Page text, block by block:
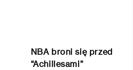
NBA broni się przed
“Achillesami”